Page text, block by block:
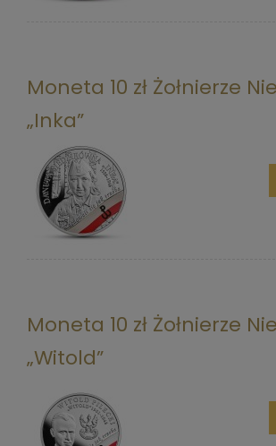
Moneta 10 zł Żołnierze
„Inka”
Moneta 10 zł Żołnierze
„Witold”